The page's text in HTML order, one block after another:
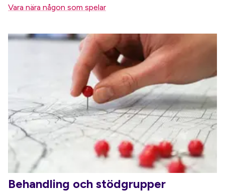
Vara nära någon som spelar
Behandling och stödgrupper